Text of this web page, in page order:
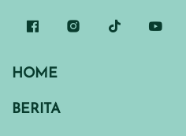
HOME
BERITA